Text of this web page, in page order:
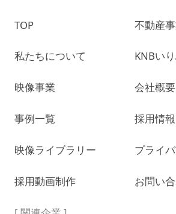
TOP
私たちについて
映像事業
事例一覧
映像ライブラリー
採用動画制作
不動産
KNBい
会社概要
採用情報
プライ
お問い